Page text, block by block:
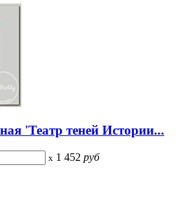
'Театр теней Истории...
x 1 452 руб